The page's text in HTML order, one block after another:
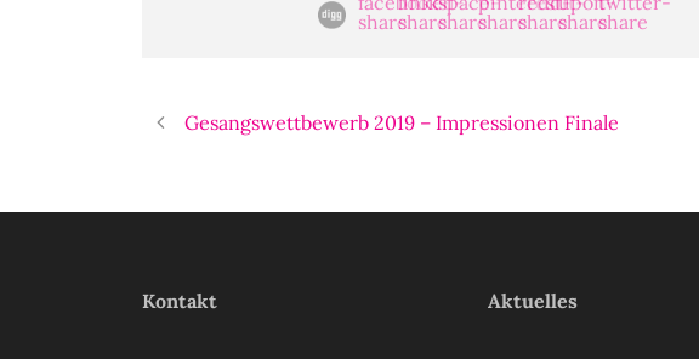
Gesangswettbewerb 2019 – Impressionen Finale
Kontakt Aktuelles